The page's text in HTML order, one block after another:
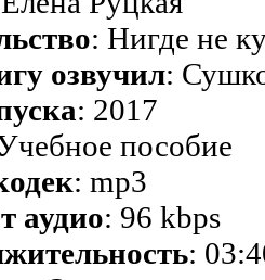
: Нигде не
озвучил:
: 2017
пособие
: mp3
аудио: 96 kbps
: